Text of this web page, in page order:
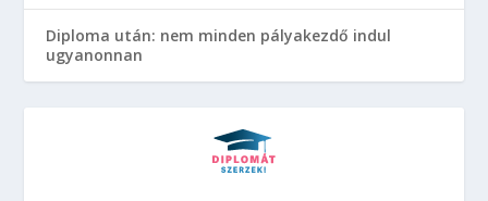
Diploma után: nem minden pályakezdő indul
ugyanonnan